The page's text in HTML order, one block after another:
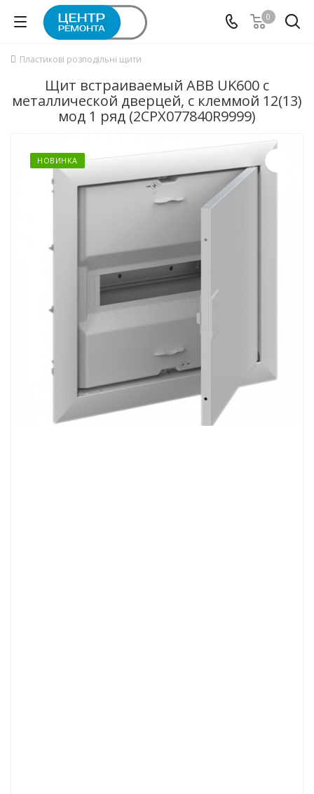
0
Пластикові розподільні щити
Щит встраиваемый ABB UK600 с
металлической дверцей, с клеммой 12(13)
мод 1 ряд (2CPX077840R9999)
НОВИНКА